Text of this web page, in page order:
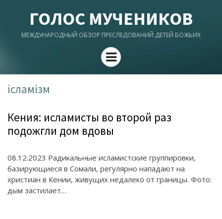
ГОЛОС МУЧЕНИКОВ
МЕЖДУНАРОДНЫЙ ОБЗОР ПРЕСЛЕДОВАНИЙ ДЕТЕЙ БОЖЬИХ
Menu
ісламізм
Кения: исламисты во второй раз
подожгли дом вдовы
08.12.2023 Радикальные исламистские группировки,
базирующиеся в Сомали, регулярно нападают на
христиан в Кении, живущих недалеко от границы. Фото:
дым застилает…